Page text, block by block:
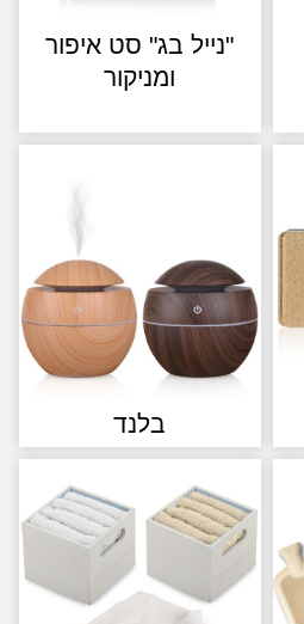
"נייל בג" סט איפור
ומניקור